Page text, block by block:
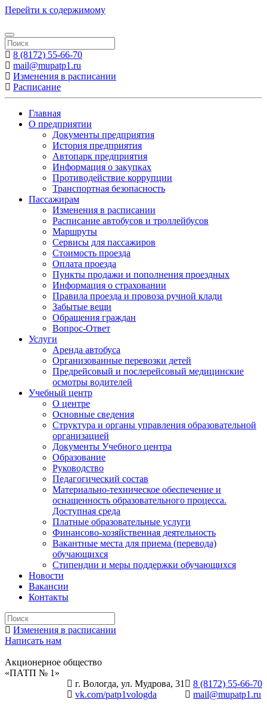
Перейти к содержимому
8 (8172) 55-66-70
mail@mupatp1.ru
Изменения в расписании
Расписание
Главная
О предприятии
Документы предприятия
История предприятия
Автопарк предприятия
Информация о закупках
Противодействие коррупции
Транспортная безопасность
Пассажирам
Изменения в расписании
Расписание автобусов и троллейбусов
Маршруты
Сервисы для пассажиров
Стоимость проезда
Оплата проезда
Пункты продажи и пополнения проездных
Информация о страховании
Правила проезда и провоза ручной клади
Забытые вещи
Обращения граждан
Вопрос-Ответ
Услуги
Аренда автобуса
Организованные перевозки детей
Предрейсовый и послерейсовый медицинские
осмотры водителей
Учебный центр
О центре
Основные сведения
Структура и органы управления образовательной
организацией
Документы Учебного центра
Образование
Руководство
Педагогический состав
Материально-техническое обеспечение и
оснащенность образовательного процесса.
Доступная среда
Платные образовательные услуги
Финансово-хозяйственная деятельность
Вакантные места для приема (перевода)
обучающихся
Стипендии и меры поддержки обучающихся
Новости
Вакансии
Контакты
Изменения в расписании
Написать нам
Акционерное общество
«ПАТП № 1»
г. Вологда, ул. Мудрова, 31
vk.com/patp1vologda
8 (8172) 55-66-70
mail@mupatp1.ru